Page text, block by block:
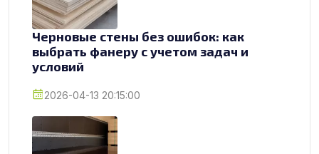
Черновые стены без ошибок: как
выбрать фанеру с учетом задач и
условий
2026-04-13 20:15:00